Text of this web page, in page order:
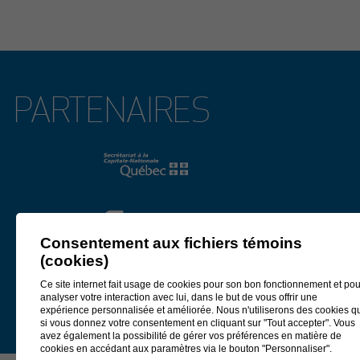
L’édition 2026 des Prix du patrimoine peut compter sur l’engagement et
la voix d’une figure emblématique de la sauvegarde du patrimoine
à titre de porte-parole de cette édition.
ÉDITION 2026 DES PRIX DU PATRIMOINE
Développement Côte-de-Beaupré et Culture Capitale-Nationale et
Chaudière-Appalaches (CCNCA) lancent leur appel de candidatures
pour la 11e édition des Prix du patrimoine. Remis tous les deux ans, ces
prix reconnaissent le travail d’individus ou d’organismes qui mettent le
patrimoine en valeur de manière respectueuse et inventive, et ainsi,
mettent en lumière leur rôle essentiel dans l’écosystème culturel.
PARTENAIRES
Consentement aux fichiers témoins
(cookies)
Ce site internet fait usage de cookies pour son bon fonctionnement et
analyser votre interaction avec lui, dans le but de vous offrir une
expérience personnalisée et améliorée. Nous n'utiliserons des cookies
si vous donnez votre consentement en cliquant sur "Tout accepter". Vous
avez également la possibilité de gérer vos préférences en matière de
cookies en accédant aux paramètres via le bouton "Personnaliser".